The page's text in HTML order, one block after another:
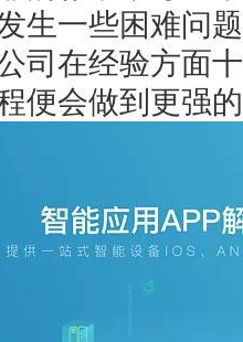
生一些困难问
司在经验方面
便会做到更强